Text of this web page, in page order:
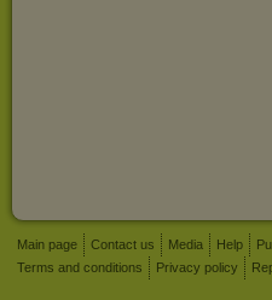
Main page Contact us Media Help
Terms and conditions
Privacy policy